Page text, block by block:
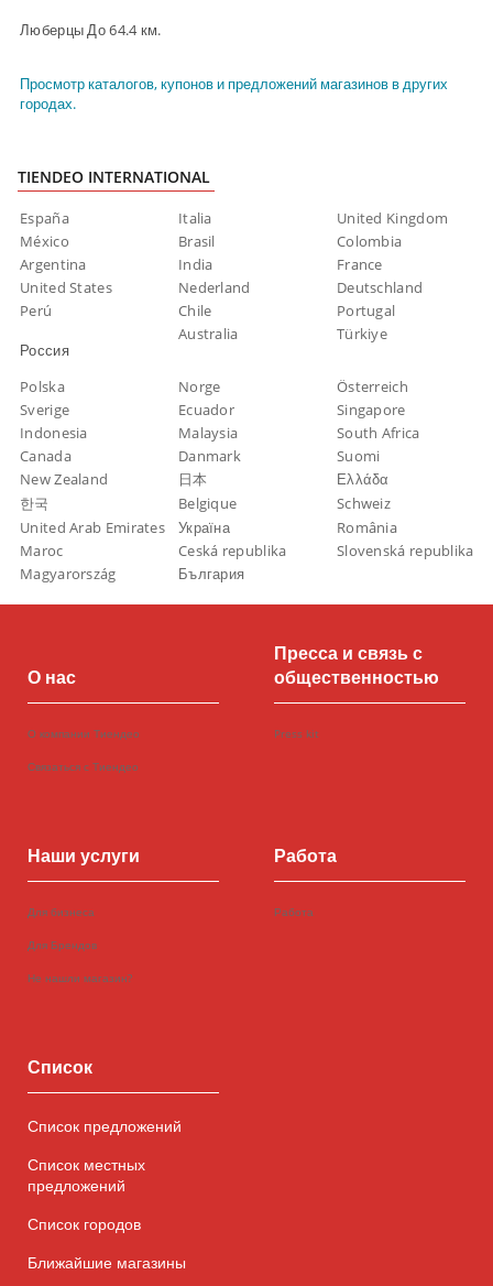
Люберцы До 64.4 км.
Просмотр каталогов, купонов и предложений магазинов в других
городах.
TIENDEO INTERNATIONAL
España Italia
United Kingdom
México
Brasil
Colombia
Argentina
India
France
United States
Nederland
Deutschland
Perú
Chile
Portugal
Россия
Australia Türkiye
Polska Norge
Österreich
Sverige
Ecuador
Singapore
Indonesia
Malaysia
South Africa
Canada
Danmark
Suomi
New Zealand
日本
Ελλάδα
한국
Belgique
Schweiz
United Arab Emirates
Україна
România
Maroc
Ceská republika
Slovenská republika
Magyarország
България
О нас
О компании Тиендео
Связаться с Тиендео
Пресса и связь с
общественностью
Press kit
Наши услуги
Для бизнеса
Для Брендов
Не нашли магазин?
Работа
Работа
Список
Список предложений
Список местных
предложений
Список городов
Ближайшие магазины